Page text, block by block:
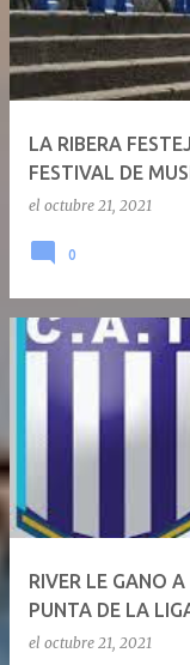
LA RIBERA
FESTIVAL DE
el octubre 21, 2021
0
RIVER LE GANO
PUNTA DE LA
el octubre 21, 2021